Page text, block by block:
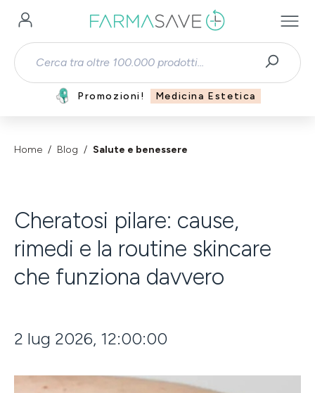
Passa al contenuto principale
Promozioni! Medicina Estetica
Home Blog Salute e benessere
Cheratosi pilare: cause,
rimedi e la routine skincare
che funziona davvero
2 lug 2026, 12:00:00